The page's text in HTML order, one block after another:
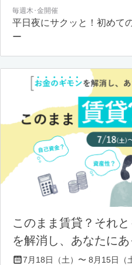
毎週木･金開催
平日夜にサクッと！初めて
ー
このまま賃貸？それ
を解消し、あなたに
7月18日（土）〜 8月15日（